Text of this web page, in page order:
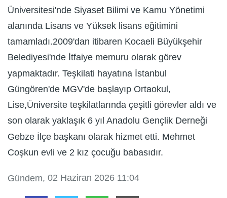
Üniversitesi'nde Siyaset Bilimi ve Kamu Yönetimi
alanında Lisans ve Yüksek lisans eğitimini
tamamladı.2009'dan itibaren Kocaeli Büyükşehir
Belediyesi'nde İtfaiye memuru olarak görev
yapmaktadır. Teşkilati hayatına İstanbul
Güngören'de MGV'de başlayıp Ortaokul,
Lise,Üniversite teşkilatlarında çeşitli görevler aldı ve
son olarak yaklaşık 6 yıl Anadolu Gençlik Derneği
Gebze İlçe başkanı olarak hizmet etti. Mehmet
Coşkun evli ve 2 kız çocuğu babasıdır.
Gündem, 02 Haziran 2026 11:04